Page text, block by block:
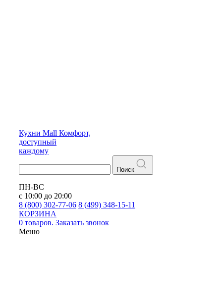
Кухни Mall Комфорт,
доступный
каждому
Поиск
ПН-ВС
с 10:00 до 20:00
8 (800) 302-77-06 8 (499) 348-15-11
КОРЗИНА
0 товаров. Заказать звонок
Меню